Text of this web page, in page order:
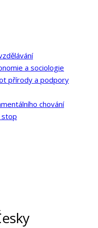
a sociologie
přírody a podpory
chování
stop